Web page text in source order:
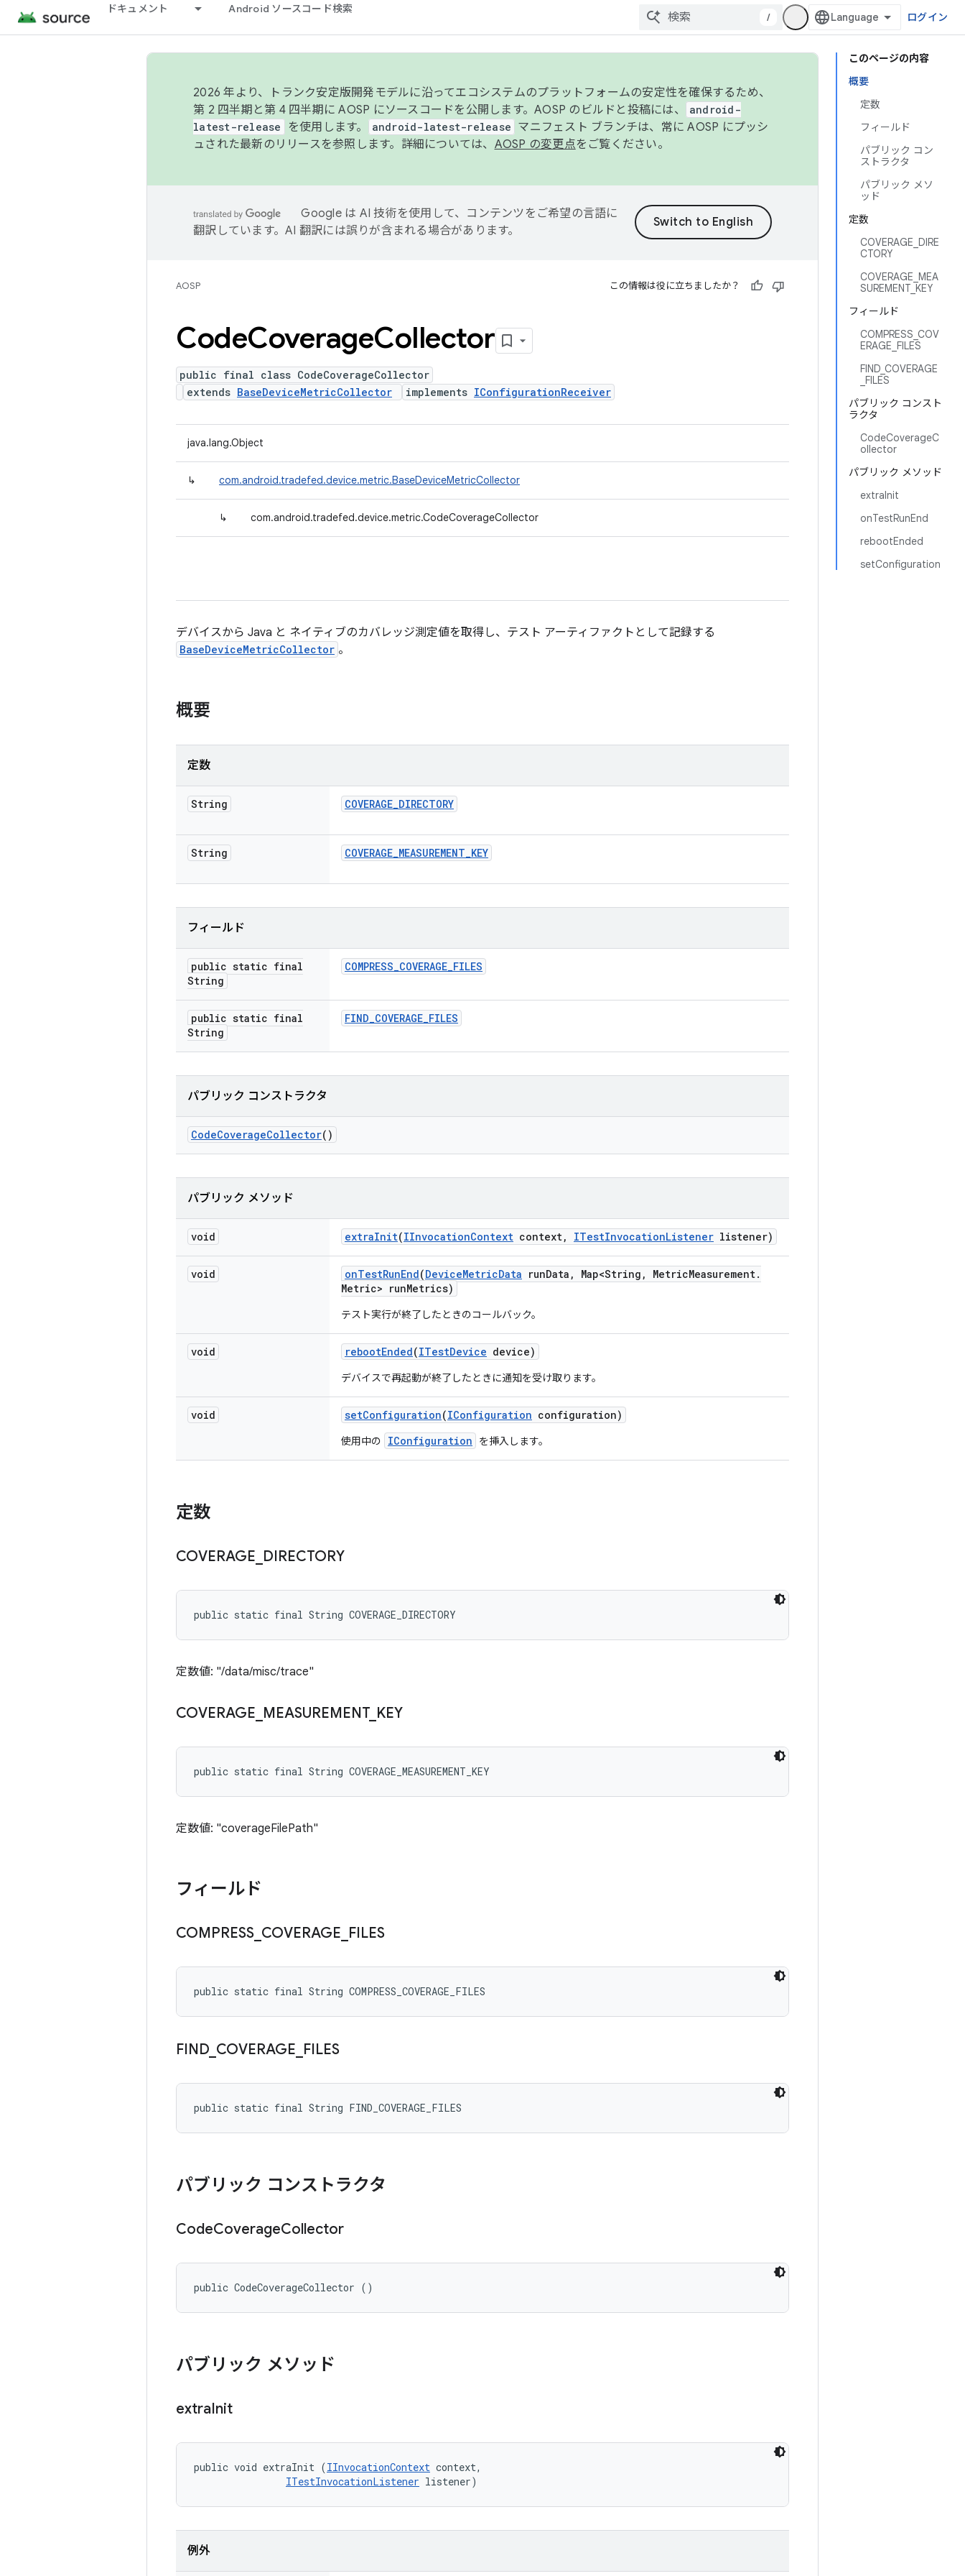
ドキュメント Android ソースコード検索
/ ログイン
このページの内容
概要
定数
フィールド
パブリック コン
ストラクタ
パブリック メソ
ッド
定数
COVERAGE_DIRE
CTORY
COVERAGE_MEA
SUREMENT_KEY
フィールド
COMPRESS_COV
ERAGE_FILES
FIND_COVERAGE
_FILES
パブリック コンスト
ラクタ
CodeCoverageC
ollector
パブリック メソッド
extraInit
onTestRunEnd
rebootEnded
setConfiguration
2026 年より、トランク安定版開発モデルに沿ってエコシステムのプラットフォームの安定性を確保するため、
第 2 四半期と第 4 四半期に AOSP にソースコードを公開します。AOSP のビルドと投稿には、
android-
latest-release
を使用します。 android-latest-release マニフェスト ブランチは、常に AOSP にプッシ
ュされた最新のリリースを参照します。詳細については、 AOSP の変更点をご覧ください。
Google は AI 技術を使用して、コンテンツをご希望の言語に
翻訳しています。AI 翻訳には誤りが含まれる場合があります。
AOSP この情報は役に立ちましたか？
CodeCoverageCollector
public final class CodeCoverageCollector
extends BaseDeviceMetricCollector implements IConfigurationReceiver
java.lang.Object
↳ com.android.tradefed.device.metric.BaseDeviceMetricCollector
↳ com.android.tradefed.device.metric.CodeCoverageCollector
デバイスから Java と ネイティブのカバレッジ測定値を取得し、テスト アーティファクトとして記録する
BaseDeviceMetricCollector 。
概要
定数
String COVERAGE_DIRECTORY
String COVERAGE_MEASUREMENT_KEY
フィールド
public static final
String
COMPRESS_COVERAGE_FILES
public static final
String
FIND_COVERAGE_FILES
パブリック コンストラクタ
CodeCoverageCollector()
パブリック メソッド
void extraInit(IInvocationContext context, ITestInvocationListener listener)
void onTestRunEnd(DeviceMetricData runData , Map<String , MetricMeasurement.
Metric> runMetrics)
テスト実行が終了したときのコールバック。
void rebootEnded(ITestDevice device)
デバイスで再起動が終了したときに通知を受け取ります。
void setConfiguration(IConfiguration configuration)
使用中の IConfiguration を挿入します。
定数
COVERAGE DIRECTORY
public static final String COVERAGE_DIRECTORY
定数値: "/data/misc/trace"
COVERAGE MEASUREMENT_ KEY
public static final String COVERAGE_MEASUREMENT_KEY
定数値: "coverageFilePath"
フィールド
COMPRESS COVERAGE FILES
public static final String COMPRESS_COVERAGE_FILES
FIND COVERAGE FILES
public static final String FIND_COVERAGE_FILES
パブリック コンストラクタ
CodeCoverageCollector
public CodeCoverageCollector ()
パブリック メソッド
extraInit
public void extraInit (IInvocationContext context,
ITestInvocationListener listener)
例外